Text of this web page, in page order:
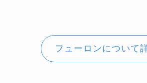
フューロンについて